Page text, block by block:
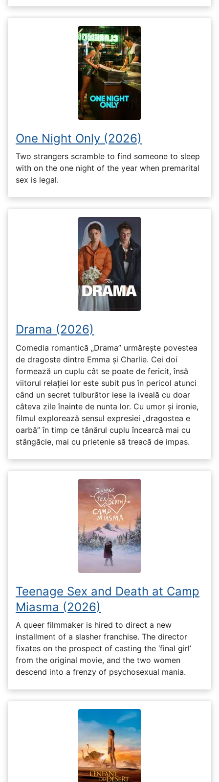
One Night Only (2026)
Two strangers scramble to find someone to sleep
with on the one night of the year when premarital
sex is legal.
Drama (2026)
Comedia romantică „Drama” urmărește povestea
de dragoste dintre Emma și Charlie. Cei doi
formează un cuplu cât se poate de fericit, însă
viitorul relației lor este subit pus în pericol atunci
când un secret tulburător iese la iveală cu doar
câteva zile înainte de nunta lor. Cu umor și ironie,
filmul explorează sensul expresiei „dragostea e
oarbă” în timp ce tânărul cuplu încearcă mai cu
stângăcie, mai cu prietenie să treacă de impas.
Teenage Sex and Death at Camp
Miasma (2026)
A queer filmmaker is hired to direct a new
installment of a slasher franchise. The director
fixates on the prospect of casting the ‘final girl’
from the original movie, and the two women
descend into a frenzy of psychosexual mania.